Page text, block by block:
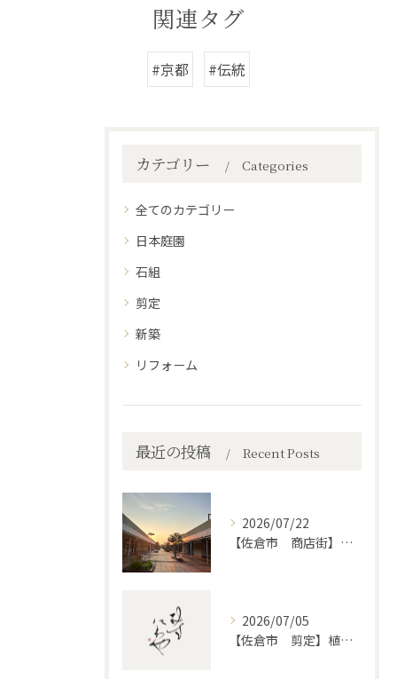
関連タグ
#京都 #伝統
カテゴリー Categories
全てのカテゴリー
日本庭園
石組
剪定
新築
リフォーム
最近の投稿 Recent Posts
2026/07/22
【佐倉市 商店街】街路植木剪定
2026/07/05
【佐倉市 剪定】植木・庭木の剪定、プロに頼むとどう違うのか。